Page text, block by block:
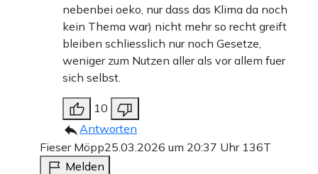
nebenbei oeko, nur dass das Klima da noch
kein Thema war) nicht mehr so recht greift
bleiben schliesslich nur noch Gesetze,
weniger zum Nutzen aller als vor allem fuer
sich selbst.
10
Antworten
Fieser Möpp25.03.2026 um 20:37 Uhr 136T
Melden